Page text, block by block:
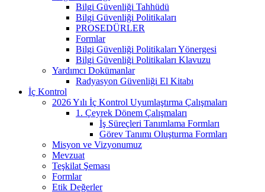
Bilgi Güvenliği Tahhüdü
Bilgi Güvenliği Politikaları
PROSEDÜRLER
Formlar
Bilgi Güvenliği Politikaları Yönergesi
Bilgi Güvenliği Politikaları Klavuzu
Yardımcı Dokümanlar
Radyasyon Güvenliği El Kitabı
İç Kontrol
2026 Yılı İç Kontrol Uyumlaştırma Çalışmaları
1. Çeyrek Dönem Çalışmaları
İş Süreçleri Tanımlama Formları
Görev Tanımı Oluşturma Formları
Misyon ve Vizyonumuz
Mevzuat
Teşkilat Şeması
Formlar
Etik Değerler